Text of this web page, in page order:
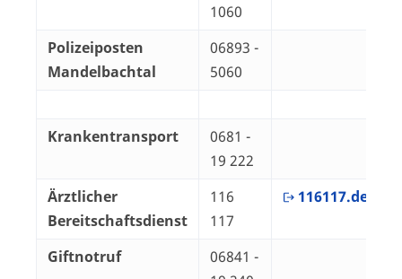
1060
Polizeiposten
Mandelbachtal
06893 -
5060
Krankentransport
0681 -
19 222
Ärztlicher
Bereitschaftsdienst
116
117
116117.de
Giftnotruf
06841 -